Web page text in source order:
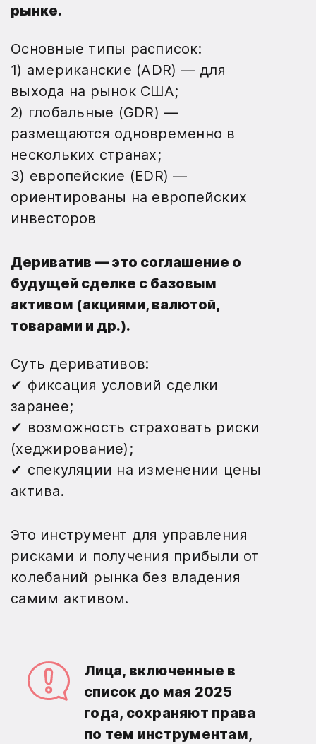
рынке.
Основные типы расписок:
1) американские (ADR) — для
выхода на рынок США;
2) глобальные (GDR) —
размещаются одновременно в
нескольких странах;
3) европейские (EDR) —
ориентированы на европейских
инвесторов
Дериватив — это соглашение о
будущей сделке с базовым
активом (акциями, валютой,
товарами и др.).
Суть деривативов:
✔ фиксация условий сделки
заранее;
✔ возможность страховать риски
(хеджирование);
✔ спекуляции на изменении цены
актива.
Это инструмент для управления
рисками и получения прибыли от
колебаний рынка без владения
самим активом.
Лица, включенные в
список до мая 2025
года, сохраняют права
по тем инструментам,